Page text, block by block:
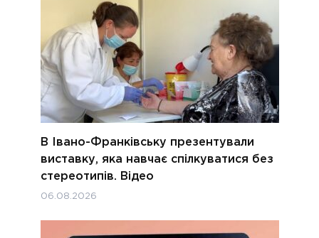
В Івано-Франківську презентували
виставку, яка навчає спілкуватися без
стереотипів. Відео
06.08.2026